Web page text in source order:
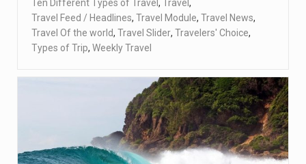
Ten Different Types of Travel , Travel ,
Travel Feed / Headlines, Travel Module, Travel News,
Travel Of the world, Travel Slider, Travelers' Choice,
Types of Trip, Weekly Travel